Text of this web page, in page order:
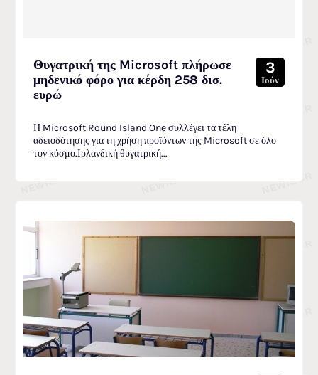
Θυγατρική της Microsoft πλήρωσε
μηδενικό φόρο για κέρδη 258 δισ.
ευρώ
3
Ιούν
Η Microsoft Round Island One συλλέγει τα τέλη
αδειοδότησης για τη χρήση προϊόντων της Microsoft σε όλο
τον κόσμο.Ιρλανδική θυγατρική...